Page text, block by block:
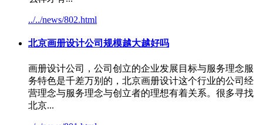
../../news/802.html
北京画册设计公司规模越大越好吗
画册设计公司，公司创立的企业发展目标与服务理念服
务特色是千差万别的， 北京画册设计这个行业的公司经
营理念与服务理念与创立者的理想有着关系。很多寻找
北京...